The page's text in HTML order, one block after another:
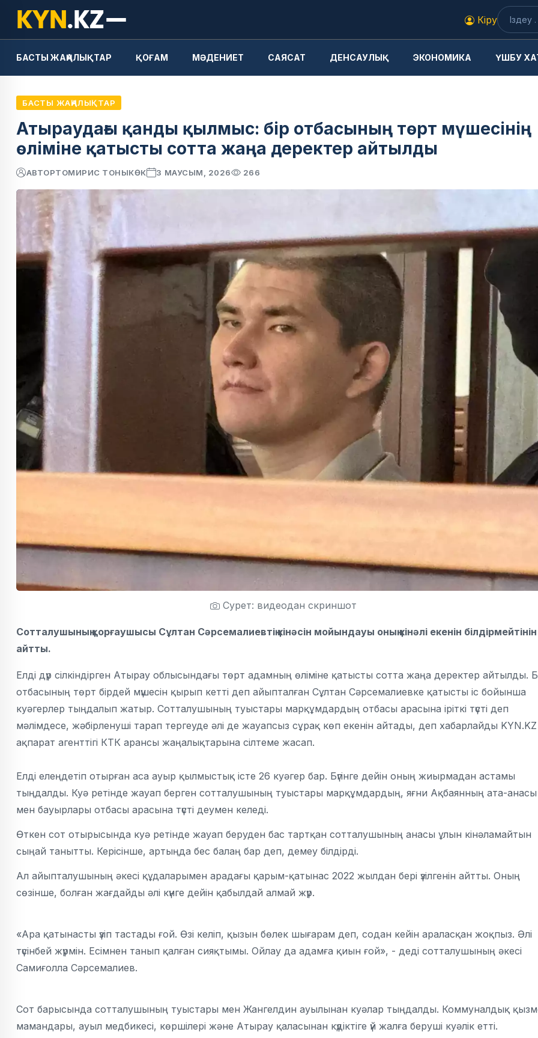
Кіру
БАСТЫ ЖАҢАЛЫҚТАР ҚОҒАМ МӘДЕНИЕТ САЯСАТ ДЕНСАУЛЫҚ ЭКОНОМИКА ҮШБУ
БАСТЫ ЖАҢАЛЫҚТАР
Атыраудағы қанды қылмыс: бір отбасының төрт мүшесінің
өліміне қатысты сотта жаңа деректер айтылды
АВТОРТОМИРИС ТОНЫКӨК 3 МАУСЫМ, 2026 266
Сурет: видеодан скриншот
Сотталушының қорғаушысы Сұлтан Сәрсемалиевтің кінәсін мойындауы оның кінәлі екенін білдірмейтінін
айтты.
Елді дүр сілкіндірген Атырау облысындағы төрт адамның өліміне қатысты сотта жаңа деректер айтылды.
отбасының төрт бірдей мүшесін қырып кетті деп айыпталған Сұлтан Сәрсемалиевке қатысты іс бойынша
куәгерлер тыңдалып жатыр. Сотталушының туыстары марқұмдардың отбасы арасына іріткі түсті деп
мәлімдесе, жәбірленуші тарап тергеуде әлі де жауапсыз сұрақ көп екенін айтады, деп хабарлайды KYN.KZ
ақпарат агенттігі КТК арансы жаңалықтарына сілтеме жасап.
Елді елеңдетіп отырған аса ауыр қылмыстық істе 26 куәгер бар. Бүгінге дейін оның жиырмадан астамы
тыңдалды. Куә ретінде жауап берген сотталушының туыстары марқұмдардың, яғни Ақбаянның ата-анасы
мен бауырлары отбасы арасына түсті деумен келеді.
Өткен сот отырысында куә ретінде жауап беруден бас тартқан сотталушының анасы ұлын кінәламайтын
сыңай танытты. Керісінше, артыңда бес балаң бар деп, демеу білдірді.
Ал айыпталушының әкесі құдаларымен арадағы қарым-қатынас 2022 жылдан бері үзілгенін айтты. Оның
сөзінше, болған жағдайды әлі күнге дейін қабылдай алмай жүр.
«Ара қатынасты үзіп тастады ғой. Өзі келіп, қызын бөлек шығарам деп, содан кейін араласқан жоқпыз. Әлі
түсінбей жүрмін. Есімнен танып қалған сияқтымы. Ойлау да адамға қиын ғой», - деді сотталушының әкесі
Самиғолла Сәрсемалиев.
Сот барысында сотталушының туыстары мен Жангелдин ауылынан куәлар тыңдалды. Коммуналдық
мамандары, ауыл медбикесі, көршілері және Атырау қаласынан күдіктіге үй жалға беруші куәлік етті.